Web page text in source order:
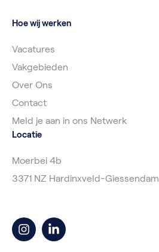
Hoe wij werken
Vacatures
Vakgebieden
Over Ons
Contact
Meld je aan in ons Netwerk
Locatie
Moerbei 4b
3371 NZ Hardinxveld-Giessendam